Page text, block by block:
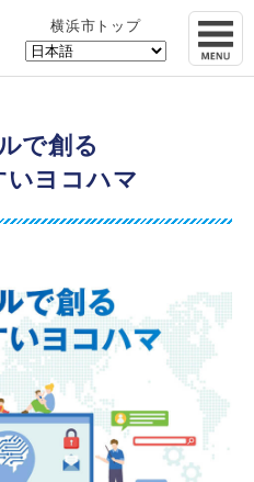
横浜市トップ
で創る
いヨコハマ